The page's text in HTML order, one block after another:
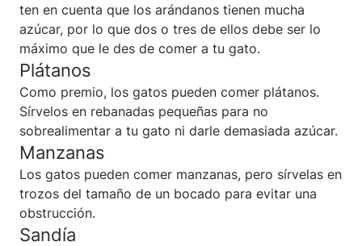
ten en cuenta que los arándanos tienen mucha
azúcar, por lo que dos o tres de ellos debe ser lo
máximo que le des de comer a tu gato.
Plátanos
Como premio, los gatos pueden comer plátanos.
Sírvelos en rebanadas pequeñas para no
sobrealimentar a tu gato ni darle demasiada azúcar.
Manzanas
Los gatos pueden comer manzanas, pero sírvelas en
trozos del tamaño de un bocado para evitar una
obstrucción.
Sandía